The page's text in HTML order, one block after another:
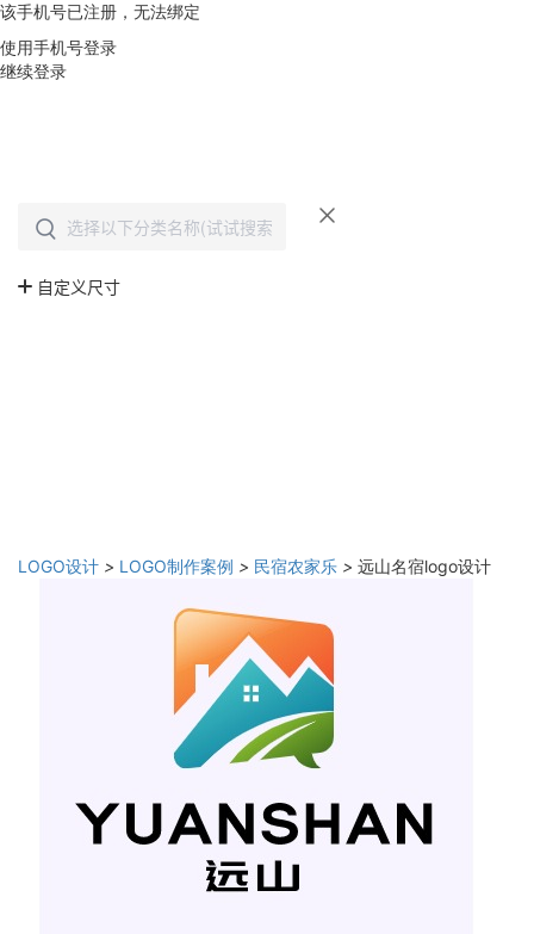
该手机号已注册，无法绑定
使用手机号登录
继续登录
LOGO设计 > LOGO制作案例 > 民宿农家乐 > 远山名宿logo设计